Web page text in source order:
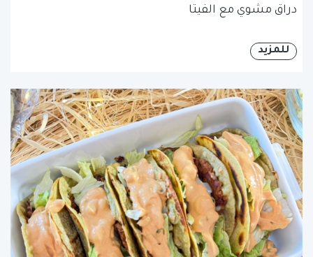
دراق مشوي مع الفيتا
للمزيد